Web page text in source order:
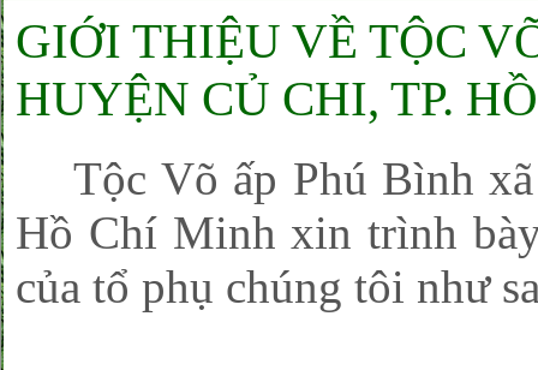
GIỚI THIỆU VỀ TỘC
HUYỆN CỦ CHI, TP.
Tộc Võ ấp Phú Bình xã
Hồ Chí Minh xin trình
của tổ phụ chúng tôi như